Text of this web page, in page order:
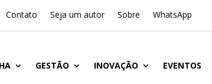
Contato Seja um autor Sobre WhatsApp
GESTÃO INOVAÇÃO EVENTOS